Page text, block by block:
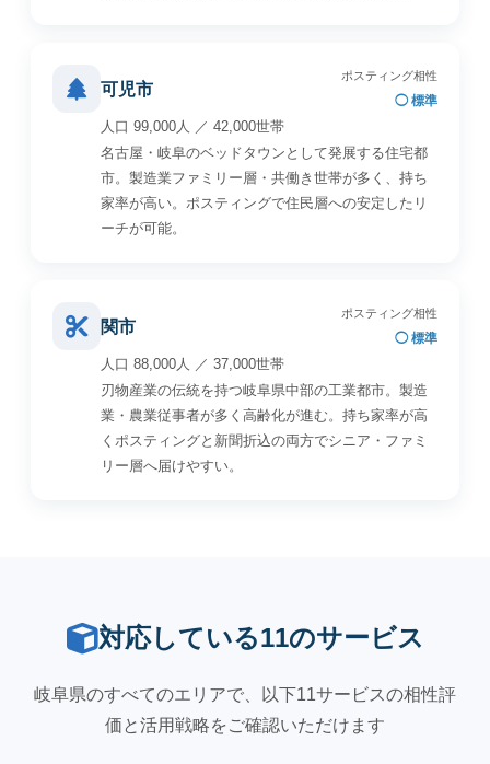
可児市
ポスティング相性
◯ 標準
人口 99,000人 ／ 42,000世帯
名古屋・岐阜のベッドタウンとして発展する住宅都
市。製造業ファミリー層・共働き世帯が多く、持ち
家率が高い。ポスティングで住民層への安定したリ
ーチが可能。
関市
ポスティング相性
◯ 標準
人口 88,000人 ／ 37,000世帯
刃物産業の伝統を持つ岐阜県中部の工業都市。製造
業・農業従事者が多く高齢化が進む。持ち家率が高
くポスティングと新聞折込の両方でシニア・ファミ
リー層へ届けやすい。
対応している11のサービス
岐阜県のすべてのエリアで、以下11サービスの相性評
価と活用戦略をご確認いただけます